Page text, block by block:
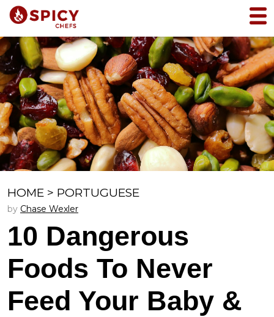
HOME > PORTUGUESE
by Chase Wexler
10 Dangerous
Foods To Never
Feed Your Baby &